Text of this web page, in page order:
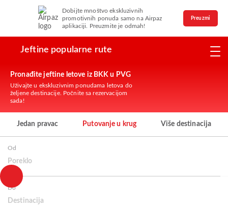
Dobijte mnoštvo ekskluzivnih
promotivnih ponuda samo na Airpaz
aplikaciji. Preuzmite je odmah!
Preuzmi
Jeftine popularne rute
Pronađite jeftine letove iz BKK u PVG
Uživajte u ekskluzivnim ponudama letova do
željene destinacije. Počnite sa rezervacijom
sada!
Jedan pravac Putovanje u krug Više destinacija
Od
Poreklo
Do
Destinacija